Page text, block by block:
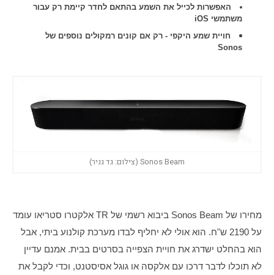
האפשרות לכייל את השמע בהתאם לחדר קיימת רק עבור
משתמשי iOS
חויית שמע היקפי - רק אם קונים רמקולים נוספים של
Sonos
Sonos Beam (צילום: גד גניר)